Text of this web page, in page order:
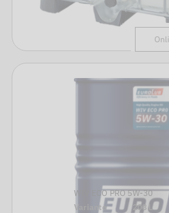
WIV ECO PRO 5W-30
Variante
208 L